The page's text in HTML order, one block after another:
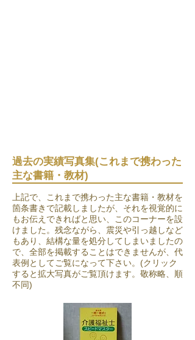
​過去の実績写真集(これまで携わった
主な書籍・教材)
上記で、これまで携わった主な書籍・教材を
箇条書きで記載しましたが、それを視覚的に
もお伝えできればと思い、このコーナーを設
けました。​残念ながら、震災や引っ越しなど
もあり、結構な量を処分してしまいましたの
で、全部を掲載することはできませんが、代
表例としてご覧になって下さい。(クリック
すると拡大写真がご覧頂けます。敬称略、順
不同)